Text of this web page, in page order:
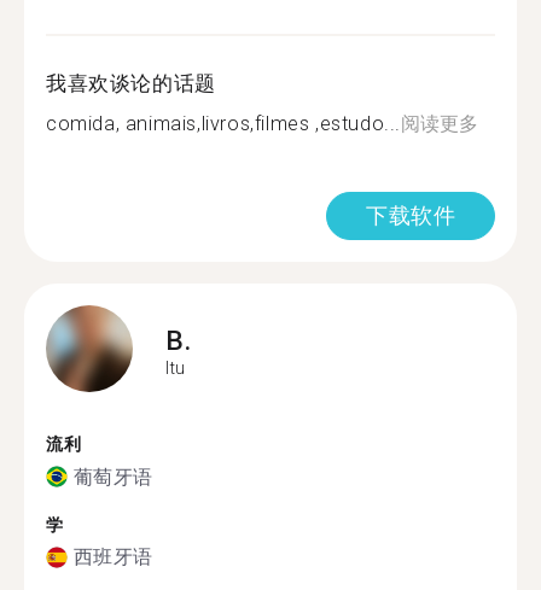
我喜欢谈论的话题
comida, animais,livros,filmes ,estudo...阅读更多
下载软件
B.
Itu
流利
葡萄牙语
学
西班牙语